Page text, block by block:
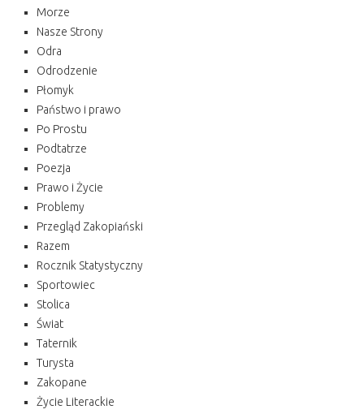
Morze
Nasze Strony
Odra
Odrodzenie
Płomyk
Państwo i prawo
Po Prostu
Podtatrze
Poezja
Prawo i Życie
Problemy
Przegląd Zakopiański
Razem
Rocznik Statystyczny
Sportowiec
Stolica
Świat
Taternik
Turysta
Zakopane
Życie Literackie